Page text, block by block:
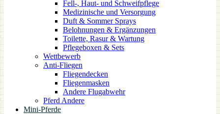
Fell-, Haut- und Schweifpflege
Medizinische und Versorgung
Duft & Sommer Sprays
Belohnungen & Ergänzungen
Toilette, Rasur & Wartung
Pflegeboxen & Sets
Wettbewerb
Anti-Fliegen
Fliegendecken
Fliegenmasken
Andere Flugabwehr
Pferd Andere
Mini-Pferde